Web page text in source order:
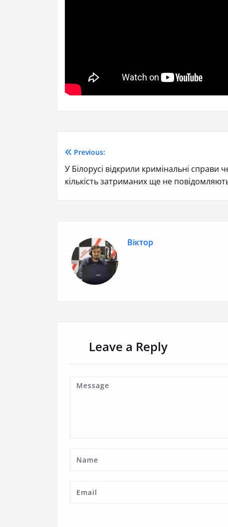
Previous:
У Білорусі відкрили кримінальні справи
кількість затриманих ще не
Віктор
Leave a Reply